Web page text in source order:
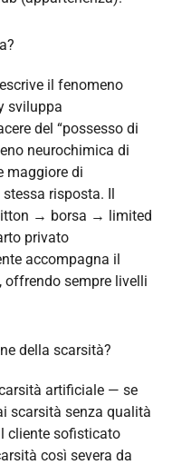
il fenomeno
sviluppa
del “possesso di
neurochimica di
maggiore di
risposta. Il
→ borsa → limited
privato
accompagna il
offrendo sempre livelli
della scarsità?
artificiale — se
scarsità senza qualità
cliente sofisticato
così severa da